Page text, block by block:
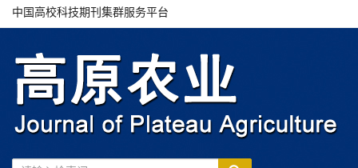
中国高校科技期刊集群服务平台